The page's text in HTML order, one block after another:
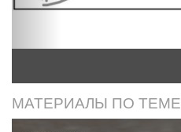
МАТЕРИАЛЫ ПО ТЕМЕ